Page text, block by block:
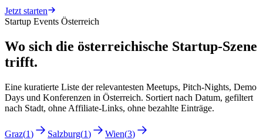
Jetzt starten
Startup Events Österreich
Wo sich die österreichische Startup-Szene
trifft.
Eine kuratierte Liste der relevantesten Meetups, Pitch-Nights, Demo
Days und Konferenzen in Österreich. Sortiert nach Datum, gefiltert
nach Stadt, ohne Affiliate-Links, ohne bezahlte Einträge.
Graz(1) Salzburg(1) Wien(3)